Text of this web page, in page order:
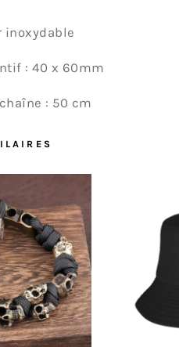
inoxydable
: 40 x 60mm
: 50 cm